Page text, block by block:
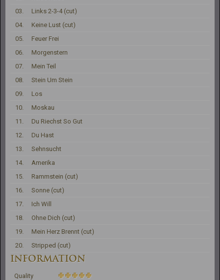
03.
Links 2-3-4 (cut)
04.
Keine Lust (cut)
05.
Feuer Frei
06.
Morgenstern
07.
Mein Teil
08.
Stein Um Stein
09.
Los
10.
Moskau
11.
Du Riechst So Gut
12.
Du Hast
13.
Sehnsucht
14.
Amerika
15.
Rammstein (cut)
16.
Sonne (cut)
17.
Ich Will
18.
Ohne Dich (cut)
19.
Mein Herz Brennt (cut)
20.
Stripped (cut)
INFORMATION
Quality